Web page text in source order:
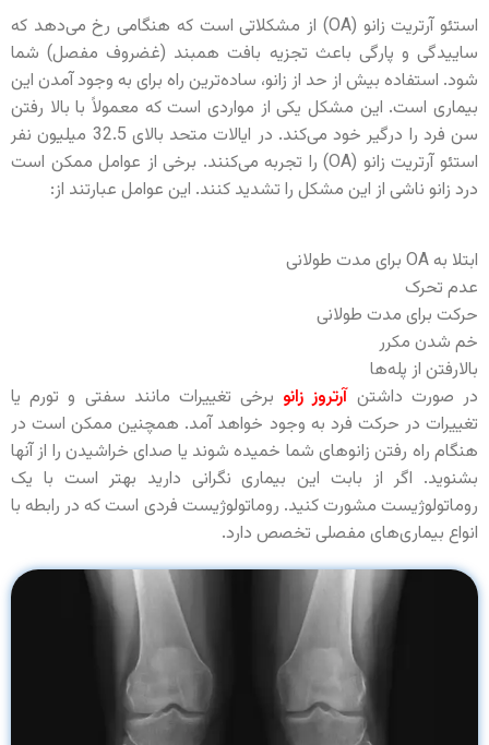
استئو آرتریت زانو (OA) از مشکلاتی است که هنگامی رخ می‌دهد که
ساییدگی و پارگی باعث تجزیه بافت همبند (غضروف مفصل) شما
شود. استفاده بیش از حد از زانو، ساده‌ترین راه برای به وجود آمدن این
بیماری است. این مشکل یکی از مواردی است که معمولاً با بالا رفتن
سن فرد را درگیر خود می‌کند. در ایالات متحد بالای 32.5 میلیون نفر
استئو آرتریت زانو (OA) را تجربه می‌کنند. برخی از عوامل ممکن است
درد زانو ناشی از این مشکل را تشدید کنند. این عوامل عبارتند از:
ابتلا به OA برای مدت طولانی
عدم تحرک
حرکت برای مدت طولانی
خم شدن مکرر
بالارفتن از پله‌ها
در صورت داشتنآرتروز زانو برخی تغییرات مانند سفتی و تورم یا
تغییرات در حرکت فرد به وجود خواهد آمد. همچنین ممکن است در
هنگام راه رفتن زانوهای شما خمیده شوند یا صدای خراشیدن را از آنها
بشنوید. اگر از بابت این بیماری نگرانی دارید بهتر است با یک
روماتولوژیست مشورت کنید. روماتولوژیست فردی است که در رابطه با
انواع بیماری‌های مفصلی تخصص دارد.